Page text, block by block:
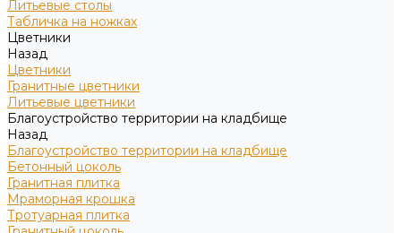
Литьевые столы
Табличка на ножках
Цветники
Назад
Цветники
Гранитные цветники
Литьевые цветники
Благоустройство территории на кладбище
Назад
Благоустройство территории на кладбище
Бетонный цоколь
Гранитная плитка
Мраморная крошка
Тротуарная плитка